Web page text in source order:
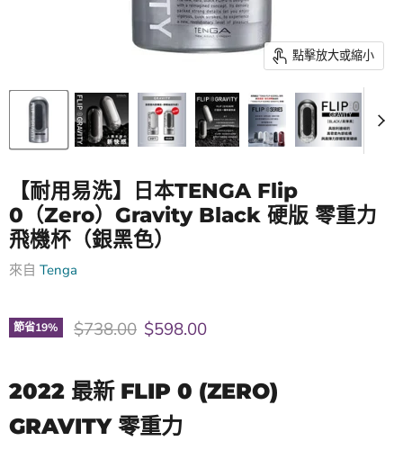
點擊放大或縮小
【耐用易洗】日本TENGA Flip
0（Zero）Gravity Black 硬版 零重力
飛機杯（銀黑色）
來自 Tenga
節省19% 原價
$738.00 現價
$598.00
2022 最新 FLIP 0 (ZERO)
GRAVITY 零重力